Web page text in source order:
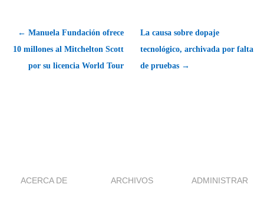
← Manuela Fundación ofrece
10 millones al Mitchelton Scott
por su licencia World Tour
La causa sobre dopaje
tecnológico, archivada por falta
de pruebas →
ACERCA DE ARCHIVOS ADMINISTRAR